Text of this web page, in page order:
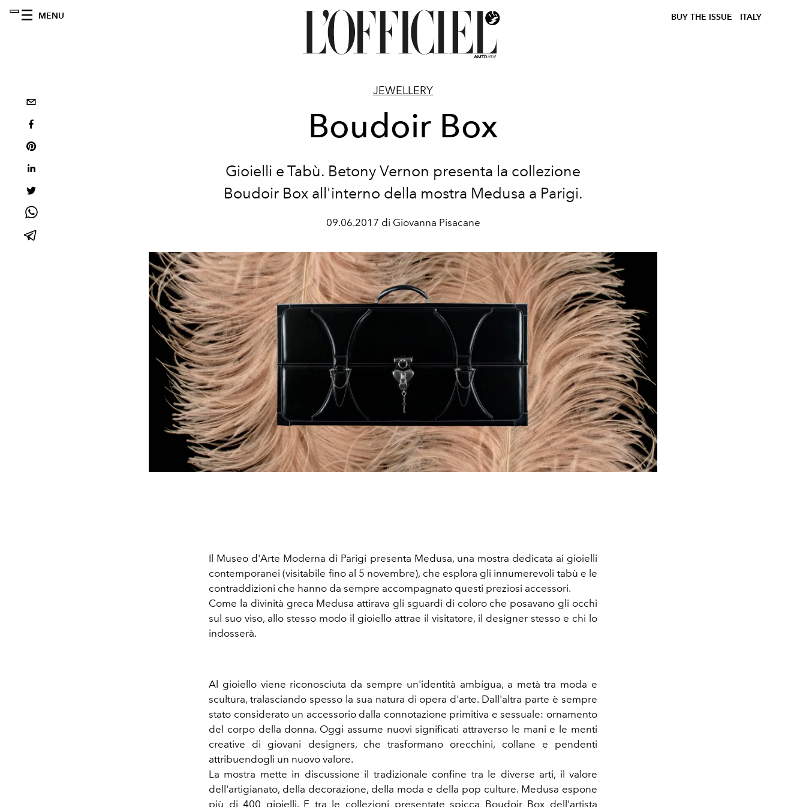
MENU BUY THE ISSUE ITALY
JEWELLERY
Boudoir Box
Gioielli e Tabù. Betony Vernon presenta la collezione
Boudoir Box all'interno della mostra Medusa a Parigi.
09.06.2017 di Giovanna Pisacane
Il Museo d'Arte Moderna di Parigi presenta Medusa, una mostra dedicata ai gioielli
contemporanei (visitabile fino al 5 novembre), che esplora gli innumerevoli tabù e le
contraddizioni che hanno da sempre accompagnato questi preziosi accessori.
Come la divinità greca Medusa attirava gli sguardi di coloro che posavano gli occhi
sul suo viso, allo stesso modo il gioiello attrae il visitatore, il designer stesso e chi lo
indosserà.
Al gioiello viene riconosciuta da sempre un'identità ambigua, a metà tra moda e
scultura, tralasciando spesso la sua natura di opera d'arte. Dall'altra parte è sempre
stato considerato un accessorio dalla connotazione primitiva e sessuale: ornamento
del corpo della donna. Oggi assume nuovi significati attraverso le mani e le menti
creative di giovani designers, che trasformano orecchini, collane e pendenti
attribuendogli un nuovo valore.
La mostra mette in discussione il tradizionale confine tra le diverse arti, il valore
dell'artigianato, della decorazione, della moda e della pop culture. Medusa espone
più di 400 gioielli. E tra le collezioni presentate spicca Boudoir Box dell'artista